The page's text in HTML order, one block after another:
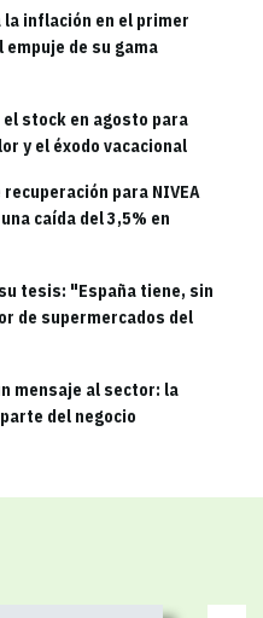
la inflación en el primer
de su gama
stock en agosto para
y el éxodo vacacional
para NIVEA
caída del 3,5% en
tesis: "España tiene, sin
de supermercados del
mensaje al sector: la
del negocio